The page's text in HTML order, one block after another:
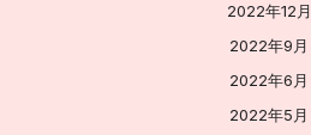
2022年12月
2022年9月
2022年6月
2022年5月